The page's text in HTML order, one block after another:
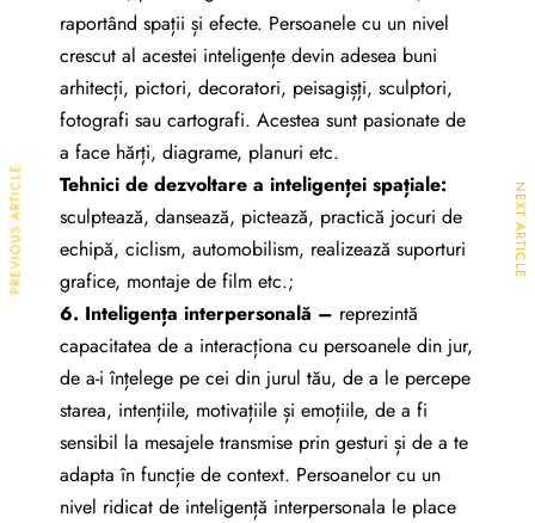
raportând spații și efecte. Persoanele cu un nivel
crescut al acestei inteligențe devin adesea buni
arhitecți, pictori, decoratori, peisagișți, sculptori,
fotografi sau cartografi. Acestea sunt pasionate de
a face hărți, diagrame, planuri etc.
Tehnici de dezvoltare a inteligenței spațiale:
sculptează, dansează, pictează, practică jocuri de
echipă, ciclism, automobilism, realizează suporturi
grafice, montaje de film etc.;
6. Inteligența interpersonală – reprezintă
capacitatea de a interacționa cu persoanele din jur,
de a-i înțelege pe cei din jurul tău, de a le percepe
starea, intențiile, motivațiile și emoțiile, de a fi
sensibil la mesajele transmise prin gesturi și de a te
adapta în funcție de context. Persoanelor cu un
nivel ridicat de inteligență interpersonala le place
PREVIOUS ARTICLE NEXT ARTICLE